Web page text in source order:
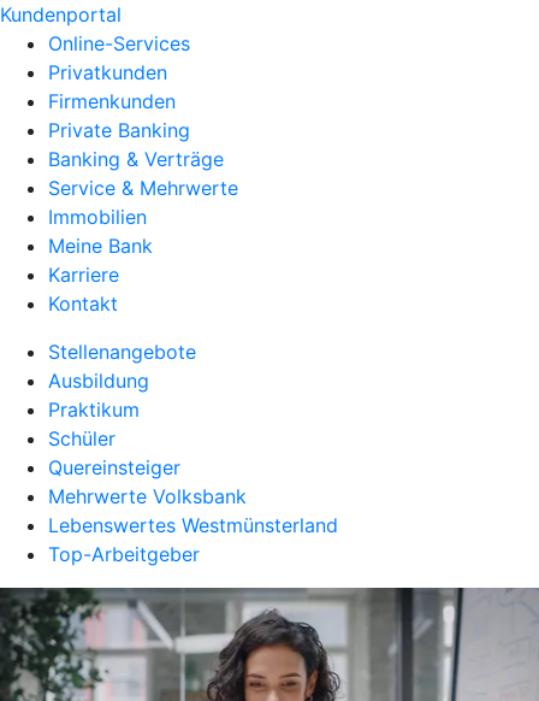
Kundenportal
Online-Services
Privatkunden
Firmenkunden
Private Banking
Banking & Verträge
Service & Mehrwerte
Immobilien
Meine Bank
Karriere
Kontakt
Stellenangebote
Ausbildung
Praktikum
Schüler
Quereinsteiger
Mehrwerte Volksbank
Lebenswertes Westmünsterland
Top-Arbeitgeber